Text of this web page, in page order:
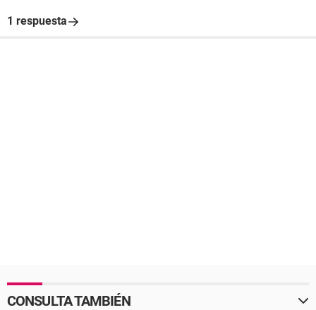
1 respuesta
CONSULTA TAMBIÉN